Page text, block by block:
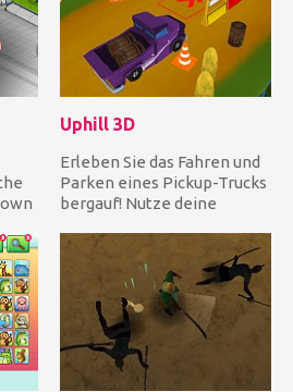
Uphill 3D
Erleben Sie das Fahren und
Parken eines Pickup-Trucks
bergauf! Nutze deine